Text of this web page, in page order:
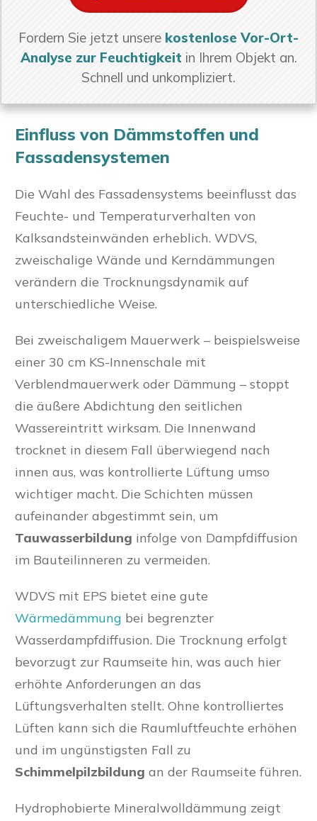
Fordern Sie jetzt unsere kostenlose Vor-Ort-
Analyse zur Feuchtigkeit in Ihrem Objekt an.
Schnell und unkompliziert.
Einfluss von Dämmstoffen und
Fassadensystemen
Die Wahl des Fassadensystems beeinflusst das
Feuchte- und Temperaturverhalten von
Kalksandsteinwänden erheblich. WDVS,
zweischalige Wände und Kerndämmungen
verändern die Trocknungsdynamik auf
unterschiedliche Weise.
Bei zweischaligem Mauerwerk – beispielsweise
einer 30 cm KS-Innenschale mit
Verblendmauerwerk oder Dämmung – stoppt
die äußere Abdichtung den seitlichen
Wassereintritt wirksam. Die Innenwand
trocknet in diesem Fall überwiegend nach
innen aus, was kontrollierte Lüftung umso
wichtiger macht. Die Schichten müssen
aufeinander abgestimmt sein, um
Tauwasserbildung infolge von Dampfdiffusion
im Bauteilinneren zu vermeiden.
WDVS mit EPS bietet eine gute
Wärmedämmung bei begrenzter
Wasserdampfdiffusion. Die Trocknung erfolgt
bevorzugt zur Raumseite hin, was auch hier
erhöhte Anforderungen an das
Lüftungsverhalten stellt. Ohne kontrolliertes
Lüften kann sich die Raumluftfeuchte erhöhen
und im ungünstigsten Fall zu
Schimmelpilzbildung an der Raumseite führen.
Hydrophobierte Mineralwolldämmung zeigt